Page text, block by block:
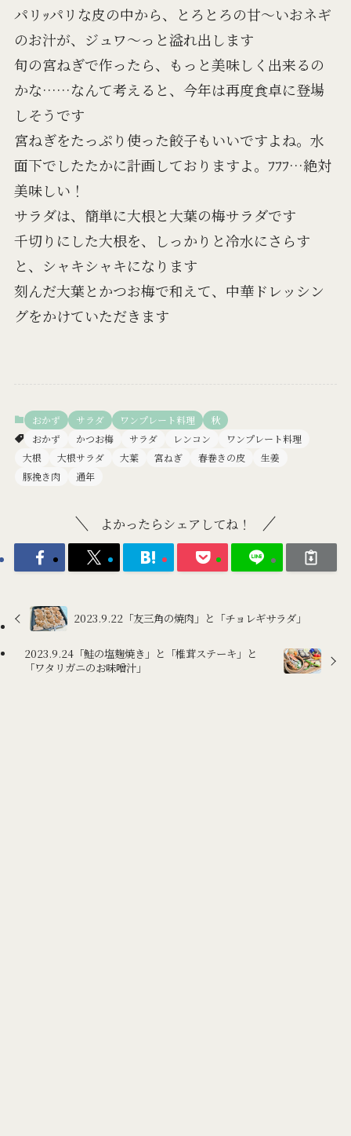
パリｯパリな皮の中から、とろとろの甘～いおネギ
のお汁が、ジュワ～っと溢れ出します
旬の宮ねぎで作ったら、もっと美味しく出来るの
かな……なんて考えると、今年は再度食卓に登場
しそうです
宮ねぎをたっぷり使った餃子もいいですよね。水
面下でしたたかに計画しておりますよ。ﾌﾌﾌ…絶対
美味しい！
サラダは、簡単に大根と大葉の梅サラダです
千切りにした大根を、しっかりと冷水にさらす
と、シャキシャキになります
刻んだ大葉とかつお梅で和えて、中華ドレッシン
グをかけていただきます
おかず サラダ ワンプレート料理
秋
おかず
かつお梅 サラダ レンコン
ワンプレート料理
大根
大根サラダ 大葉 宮ねぎ 春巻きの皮
生姜
豚挽き肉
通年
よかったらシェアしてね！
2023.9.22「友三角の焼肉」と「チョレギサラダ」
2023.9.24「鮭の塩麹焼き」と「椎茸ステーキ」と
「ワタリガニのお味噌汁」